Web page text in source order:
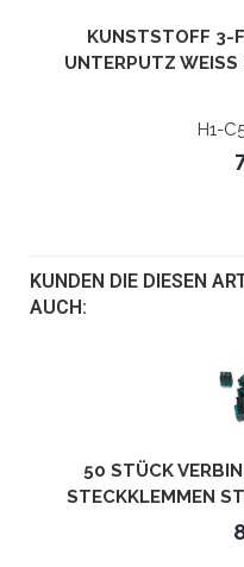
KUNSTSTOFF 3-
UNTERPUTZ
H1-
KUNDEN DIE DIESEN
AUCH:
50 STÜCK
STECKKLEMMEN